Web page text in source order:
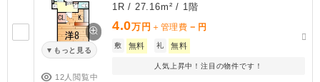
もっと見る
12人閲覧中
1R / 27.16m² / 1階
4.0万円 ＋管理費 － 円
敷 無料 礼 無料
人気上昇中！注目の物件です！